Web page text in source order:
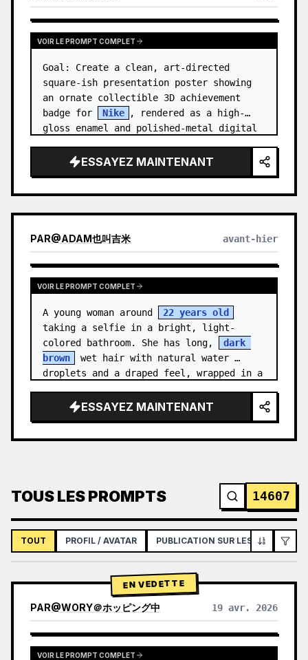
VOIR LE PROMPT COMPLET
Goal: Create a clean, art-directed
square-ish presentation poster showing
an ornate collectible 3D achievement
badge for
Nike
, rendered as a high-
gloss enamel and polished-metal digital
Canvas: Wide 16:9 white stu…
ESSAYEZ MAINTENANT
PAR@ADAM也叫吉米 avant-hier
VOIR LE PROMPT COMPLET
A young woman around
22 years old
taking a selfie in a bright, light-
colored bathroom. She has long,
dark
brown
wet hair with natural water
droplets and a draped feel, wrapped in a
ESSAYEZ MAINTENANT
TOUS LES PROMPTS 14607
TOUT PROFIL / AVATAR PUBLICATION SUR LES RÉSEAUX
EN VEDETTE
PAR@WORY＠ホッピング中 19 avr. 2026
VOIR LE PROMPT COMPLET